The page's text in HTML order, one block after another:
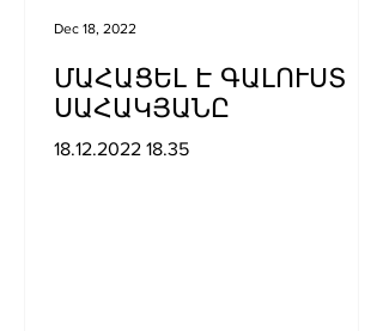
ՄԱՀԱՑԵԼ Է ԳԱԼՈՒՍՏ
ՍԱՀԱԿՅԱՆԸ
18.12.2022 18.35
Dec 18, 2022